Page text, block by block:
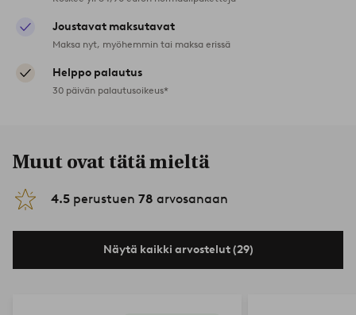
Joustavat maksutavat
Maksa nyt, myöhemmin tai maksa erissä
Helppo palautus
30 päivän palautusoikeus*
Muut ovat tätä mieltä
4.5 perustuen 78 arvosanaan
Näytä kaikki arvostelut (29)